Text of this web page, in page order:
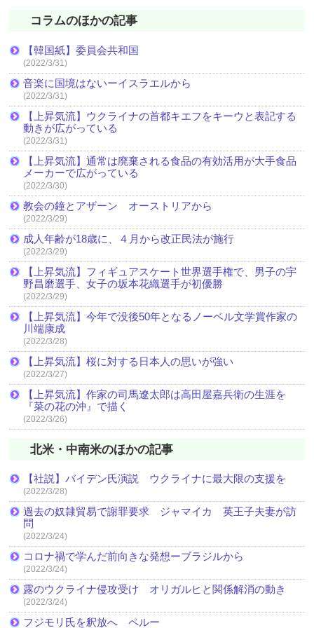
コラムのほかの記事
【韓国紙】委員会共和国
(2022/3/31)
音楽に国境はないーイスラエルから
(2022/3/31)
【上昇気流】ウクライナの首都キエフをキーウと表記する
動きが広がっている
(2022/3/31)
【上昇気流】通常は廃棄される食品の有効活用が大手食品
メーカーで広がっている
(2022/3/30)
教会の鐘とアザーン オーストリアから
(2022/3/29)
成人年齢が18歳に、４月から改正民法が施行
(2022/3/29)
【上昇気流】フィギュアスケート世界選手権で、男子の宇
野昌磨選手、女子の坂本花織選手が初優勝
(2022/3/29)
【上昇気流】今年で没後50年となるノーベル文学賞作家の
川端康成
(2022/3/28)
【上昇気流】桜に対する日本人の思いが強い
(2022/3/27)
【上昇気流】作家の司馬遼太郎は高田屋嘉兵衛の生涯を
『菜の花の沖』で描く
(2022/3/26)
北米・中南米のほかの記事
【社説】バイデン氏演説 ウクライナに最大限の支援を
(2022/3/28)
過去の奴隷貿易で謝罪要求 ジャマイカ 英王子夫妻が訪
問
(2022/3/24)
コロナ禍で学んだ前向きな発想ーブラジルから
(2022/3/24)
露のウクライナ侵攻受け オリガルヒと関係解消の動き
(2022/3/24)
フジモリ氏を釈放へ ペルー